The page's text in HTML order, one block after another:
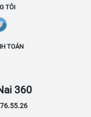
TÔI
TOÁN
360